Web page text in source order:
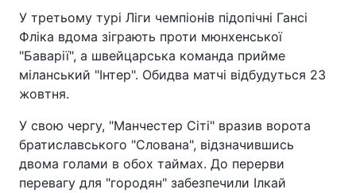
У третьому турі Ліги чемпіонів підопічні Гансі
Фліка вдома зіграють проти мюнхенської
"Баварії", а швейцарська команда прийме
міланський "Інтер". Обидва матчі відбудуться 23
жовтня.
У свою чергу, "Манчестер Сіті" вразив ворота
братиславського "Слована", відзначившись
двома голами в обох таймах. До перерви
перевагу для "городян" забезпечили Ілкай